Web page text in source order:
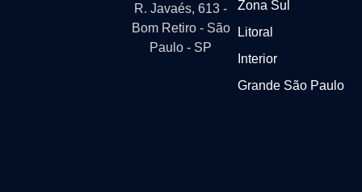
R. Javaés, 613 -
Bom Retiro - São
Paulo - SP
Zona Sul
Litoral
Interior
Grande São Paulo